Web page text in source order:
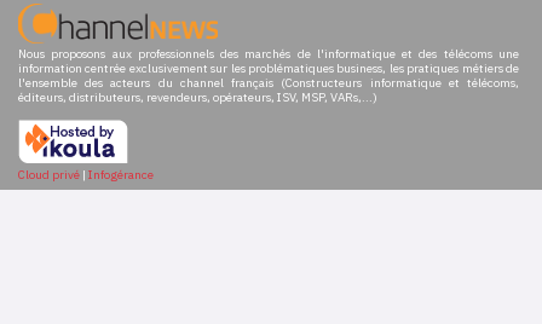
Nous proposons aux professionnels des marchés de l'informatique et des télécoms une
information centrée exclusivement sur les problématiques business, les pratiques métiers de
l'ensemble des acteurs du channel français (Constructeurs informatique et télécoms,
éditeurs, distributeurs, revendeurs, opérateurs, ISV, MSP, VARs,...)
Cloud privé | Infogérance